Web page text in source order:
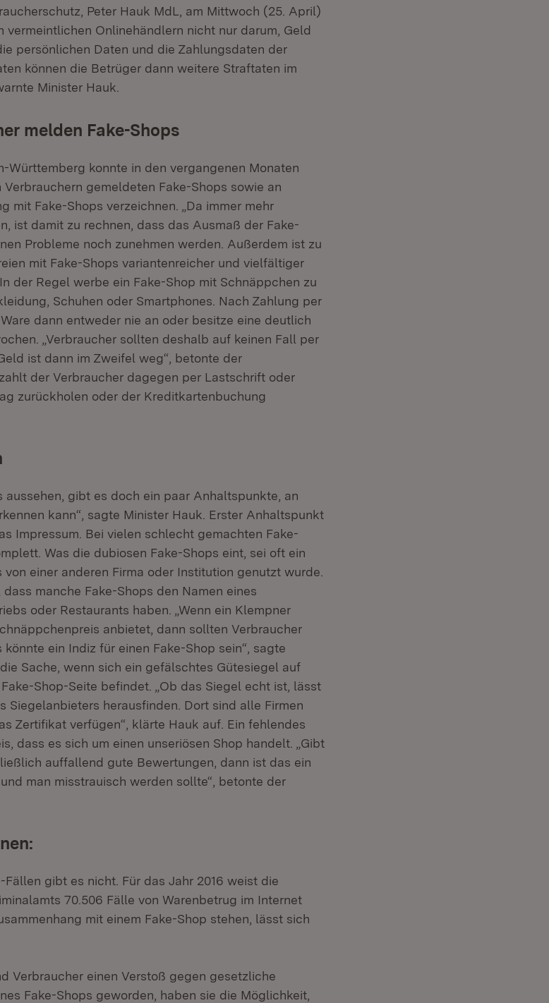
Peter Hauk MdL, am Mittwoch (25. April)
vermeintlichen Onlinehändlern nicht nur darum, Geld
persönlichen Daten und die Zahlungsdaten der
können die Betrüger dann weitere Straftaten im
Minister Hauk.
melden Fake-Shops
Württemberg konnte in den vergangenen Monaten
gemeldeten Fake-Shops sowie an
mit Fake-Shops verzeichnen. „Da immer mehr
ist damit zu rechnen, dass das Ausmaß der Fake-
Probleme noch zunehmen werden. Außerdem ist zu
mit Fake-Shops variantenreicher und vielfältiger
der Regel werbe ein Fake-Shop mit Schnäppchen zu
Schuhen oder Smartphones. Nach Zahlung per
dann entweder nie an oder besitze eine deutlich
„Verbraucher sollten deshalb auf keinen Fall per
ist dann im Zweifel weg“, betonte der
der Verbraucher dagegen per Lastschrift oder
zurückholen oder der Kreditkartenbuchung
aussehen, gibt es doch ein paar Anhaltspunkte, an
kann“, sagte Minister Hauk. Erster Anhaltspunkt
Impressum. Bei vielen schlecht gemachten Fake-
Was die dubiosen Fake-Shops eint, sei oft ein
einer anderen Firma oder Institution genutzt wurde.
manche Fake-Shops den Namen eines
oder Restaurants haben. „Wenn ein Klempner
anbietet, dann sollten Verbraucher
ein Indiz für einen Fake-Shop sein“, sagte
Sache, wenn sich ein gefälschtes Gütesiegel auf
Shop-Seite befindet. „Ob das Siegel echt ist, lässt
Siegelanbieters herausfinden. Dort sind alle Firmen
Zertifikat verfügen“, klärte Hauk auf. Ein fehlendes
dass es sich um einen unseriösen Shop handelt. „Gibt
auffallend gute Bewertungen, dann ist das ein
man misstrauisch werden sollte“, betonte der
gibt es nicht. Für das Jahr 2016 weist die
70.506 Fälle von Warenbetrug im Internet
mit einem Fake-Shop stehen, lässt sich
Verbraucher einen Verstoß gegen gesetzliche
Fake-Shops geworden, haben sie die Möglichkeit,